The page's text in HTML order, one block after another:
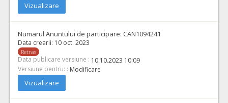
Vizualizare
Numarul Anuntului de participare: CAN1094241
Data crearii: 10 oct. 2023
Retras
Data publicare versiune : 10.10.2023 10:09
Versiune pentru: : Modificare
Vizualizare